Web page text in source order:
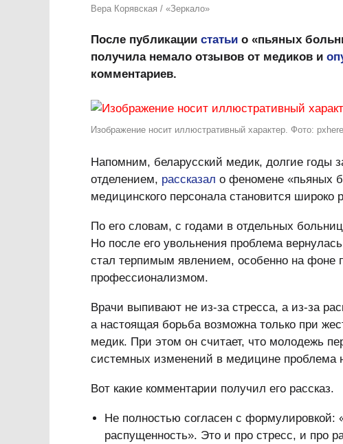
Вера Корявская / «Зеркало»
После публикации статьи о «пьяных
получила немало отзывов от медиков и
комментариев.
Изображение носит иллюстративный характер. Фото:
Напомним, беларусский медик, долгие годы
отделением, рассказал о феномене «пьяных
медицинского персонала становится широко
По его словам, с годами в отдельных
Но после его увольнения проблема
стал терпимым явлением, особенно на фоне
профессионализмом.
Врачи выпивают не из-за стресса, а из-за
а настоящая борьба возможна только при
медик. При этом он считает, что молодежь
системных изменений в медицине проблема
Вот какие комментарии получил его рассказ.
Не полностью согласен с
распущенность». Это и про стресс, и про